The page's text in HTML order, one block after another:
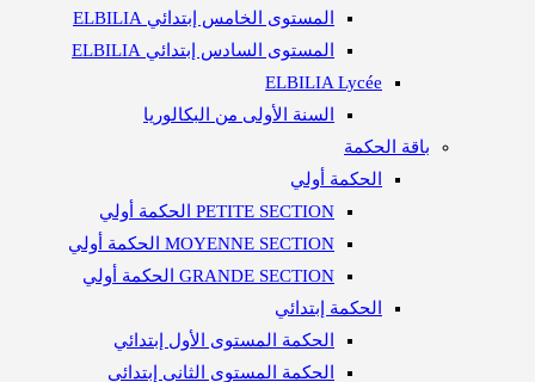
المستوى الخامس إبتدائي ELBILIA
المستوى السادس إبتدائي ELBILIA
ELBILIA Lycée
السنة الأولى من البكالوريا​
باقة الحكمة
الحكمة أولي
PETITE SECTION الحكمة أولي
MOYENNE SECTION الحكمة أولي
GRANDE SECTION الحكمة أولي
الحكمة إبتدائي
الحكمة المستوى الأول إبتدائي
الحكمة المستوى الثاني إبتدائي